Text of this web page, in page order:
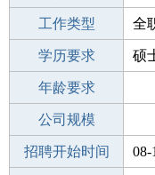
招聘人数 1人
工作类型 全
性别要求 -
学历要求 硕
工作经验
年龄要求
工作地点
公司规模
公司电话
招聘开始时间 08-